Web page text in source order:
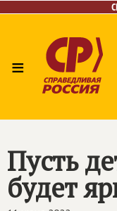
≡
Пусть
будет